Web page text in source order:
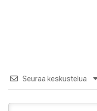
Seuraa keskustelua